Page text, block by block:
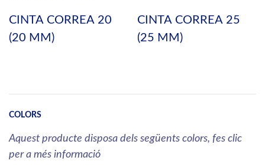
CINTA CORREA 20
(20 MM)
CINTA CORREA 25
(25 MM)
COLORS
Aquest producte disposa dels següents colors, fes clic
per a més informació